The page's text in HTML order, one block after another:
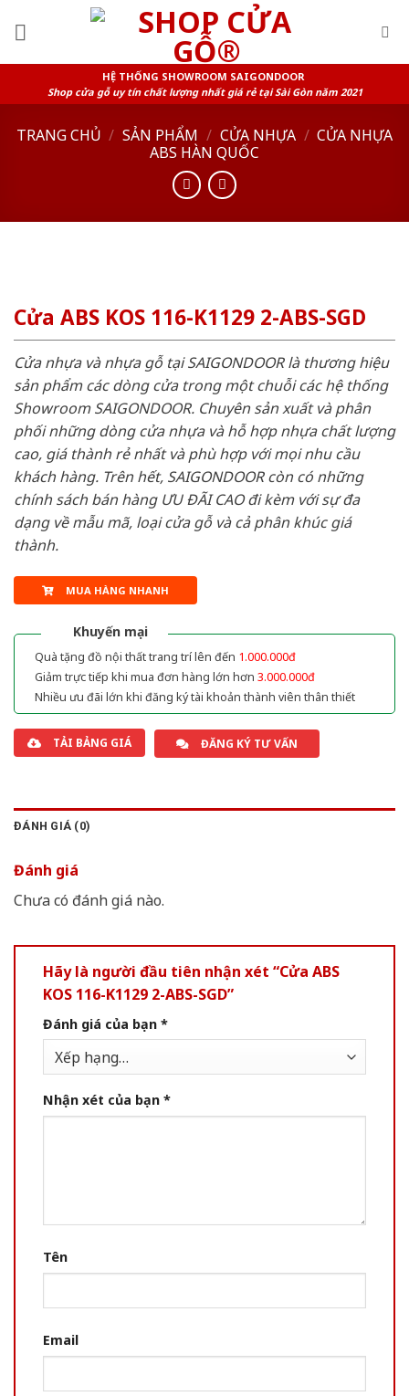
HỆ THỐNG SHOWROOM SAIGONDOOR
Shop cửa gỗ uy tín chất lượng nhất giá rẻ tại Sài Gòn năm 2021
TRANG CHỦ / SẢN PHẨM / CỬA NHỰA / CỬA NHỰA
ABS HÀN QUỐC
Cửa ABS KOS 116-K1129 2-ABS-SGD
Cửa nhựa và nhựa gỗ tại SAIGONDOOR là thương hiệu
sản phẩm các dòng cửa trong một chuỗi các hệ thống
Showroom SAIGONDOOR. Chuyên sản xuất và phân
phối những dòng cửa nhựa và hỗ hợp nhựa chất lượng
cao, giá thành rẻ nhất và phù hợp với mọi nhu cầu
khách hàng. Trên hết, SAIGONDOOR còn có những
chính sách bán hàng ƯU ĐÃI CAO đi kèm với sự đa
dạng về mẫu mã, loại cửa gỗ và cả phân khúc giá
thành.
MUA HÀNG NHANH
Khuyến mại
Quà tặng đồ nội thất trang trí lên đến 1.000.000đ
Giảm trực tiếp khi mua đơn hàng lớn hơn 3.000.000đ
Nhiều ưu đãi lớn khi đăng ký tài khoản thành viên thân thiết
TẢI BẢNG GIÁ ĐĂNG KÝ TƯ VẤN
ĐÁNH GIÁ (0)
Đánh giá
Chưa có đánh giá nào.
Hãy là người đầu tiên nhận xét “Cửa ABS
KOS 116-K1129 2-ABS-SGD”
Đánh giá của bạn *
Nhận xét của bạn *
Tên
Email